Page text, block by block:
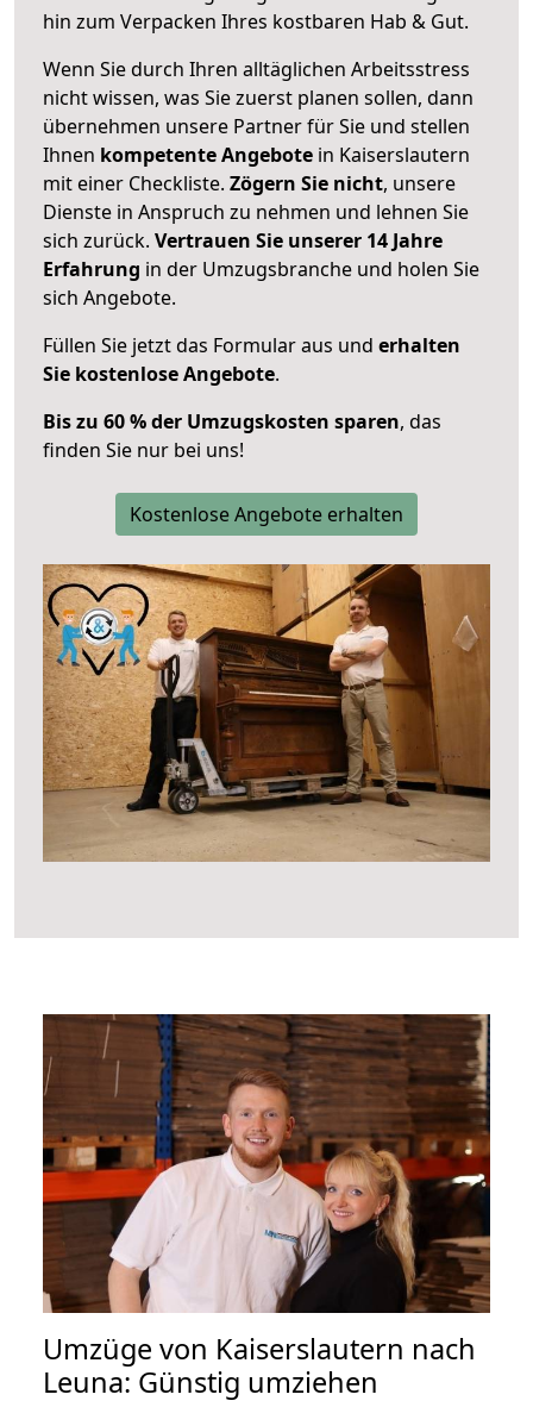
hin zum Verpacken Ihres kostbaren Hab & Gut.
Wenn Sie durch Ihren alltäglichen Arbeitsstress
nicht wissen, was Sie zuerst planen sollen, dann
übernehmen unsere Partner für Sie und stellen
Ihnen kompetente Angebote in Kaiserslautern
mit einer Checkliste. Zögern Sie nicht, unsere
Dienste in Anspruch zu nehmen und lehnen Sie
sich zurück. Vertrauen Sie unserer 14 Jahre
Erfahrung in der Umzugsbranche und holen Sie
sich Angebote.
Füllen Sie jetzt das Formular aus und erhalten
Sie kostenlose Angebote.
Bis zu 60 % der Umzugskosten sparen, das
finden Sie nur bei uns!
Kostenlose Angebote erhalten
Umzüge von Kaiserslautern nach
Leuna: Günstig umziehen